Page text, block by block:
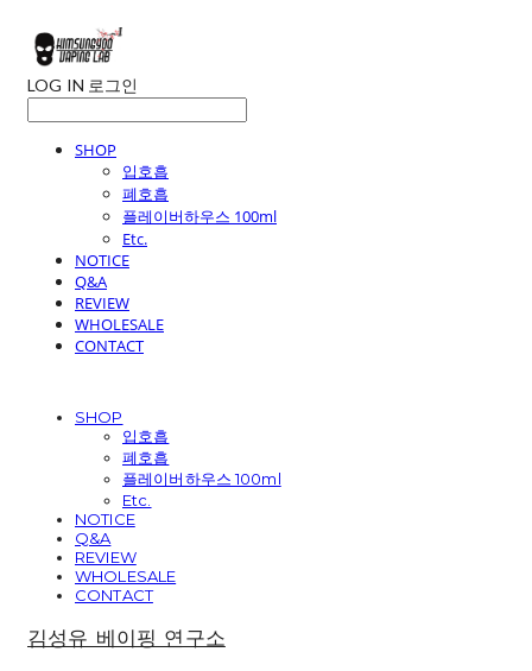
LOG IN 로그인
SHOP
입호흡
폐호흡
플레이버하우스 100ml
Etc.
NOTICE
Q&A
REVIEW
WHOLESALE
CONTACT
SHOP
입호흡
폐호흡
플레이버하우스 100ml
Etc.
NOTICE
Q&A
REVIEW
WHOLESALE
CONTACT
김성유 베이핑 연구소